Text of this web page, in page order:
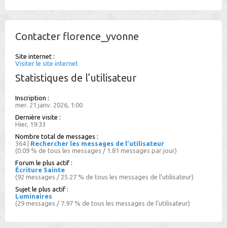
Contacter florence_yvonne
Site internet :
Visiter le site internet
Statistiques de l’utilisateur
Inscription :
mer. 21 janv. 2026, 1:00
Dernière visite :
Hier, 19:33
Nombre total de messages :
364 | Rechercher les messages de l’utilisateur
(0.09 % de tous les messages / 1.81 messages par jour)
Forum le plus actif :
Écriture Sainte
(92 messages / 25.27 % de tous les messages de l’utilisateur)
Sujet le plus actif :
Luminaires
(29 messages / 7.97 % de tous les messages de l’utilisateur)